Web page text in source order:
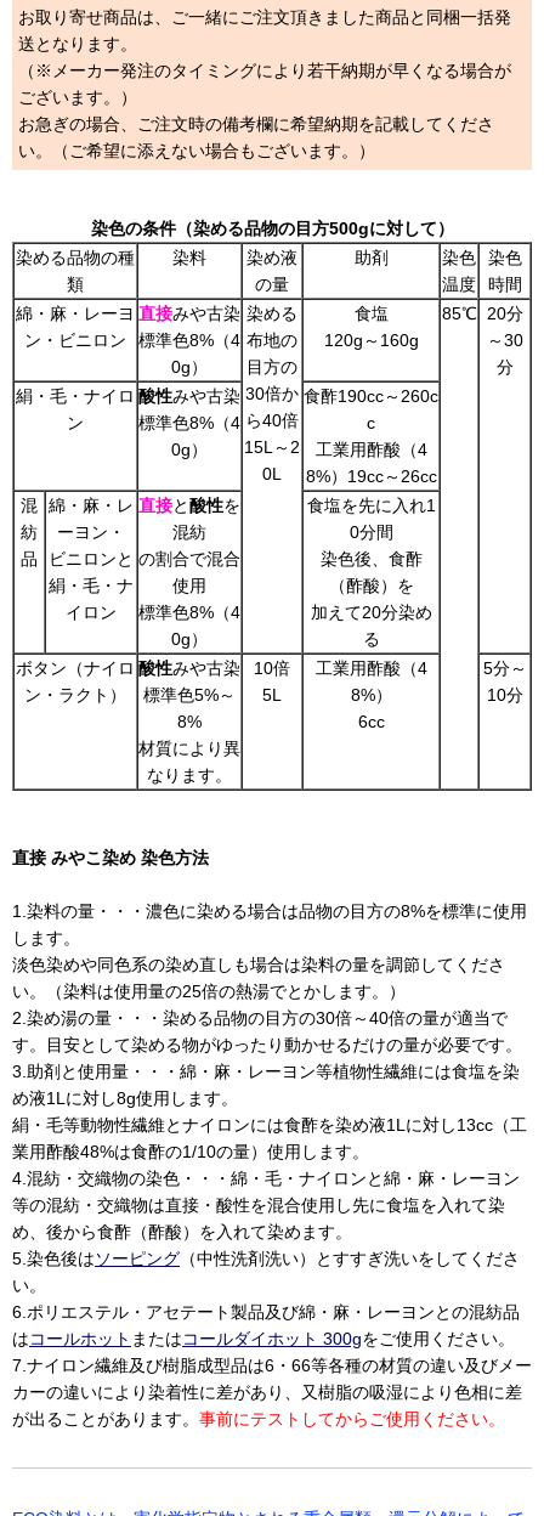
お取り寄せ商品は、ご一緒にご注文頂きました商品と同梱一括発
送となります。
（※メーカー発注のタイミングにより若干納期が早くなる場合が
ございます。）
お急ぎの場合、ご注文時の備考欄に希望納期を記載してくださ
い。（ご希望に添えない場合もございます。）
染色の条件（染める品物の目方500gに対して）
染める品物の種
類
染料
染め液
の量
助剤
染色
温度
染色
時間
綿・麻・レーヨ
ン・ビニロン
直接みや古染
標準色8%（4
0g）
染める
布地の
目方の
30倍か
ら40倍
15L～2
0L
食塩
120g～160g
85℃ 20分
～30
分
絹・毛・ナイロ
ン
酸性みや古染
標準色8%（4
0g）
食酢190cc～260c
c
工業用酢酸（4
8%）19cc～26cc
混
紡
品
綿・麻・レ
ーヨン・
ビニロンと
絹・毛・ナ
イロン
直接と酸性を
混紡
の割合で混合
使用
標準色8%（4
0g）
食塩を先に入れ1
0分間
染色後、食酢
（酢酸）を
加えて20分染め
る
ボタン（ナイロ
ン・ラクト）
酸性みや古染
標準色5%～
8%
材質により異
なります。
10倍
5L
工業用酢酸（4
8%）
6cc
5分～
10分
直接 みやこ染め 染色方法
1.染料の量・・・濃色に染める場合は品物の目方の8%を標準に使用
します。
淡色染めや同色系の染め直しも場合は染料の量を調節してくださ
い。（染料は使用量の25倍の熱湯でとかします。）
2.染め湯の量・・・染める品物の目方の30倍～40倍の量が適当で
す。目安として染める物がゆったり動かせるだけの量が必要です。
3.助剤と使用量・・・綿・麻・レーヨン等植物性繊維には食塩を染
め液1Lに対し8g使用します。
絹・毛等動物性繊維とナイロンには食酢を染め液1Lに対し13cc（工
業用酢酸48%は食酢の1/10の量）使用します。
4.混紡・交織物の染色・・・綿・毛・ナイロンと綿・麻・レーヨン
等の混紡・交織物は直接・酸性を混合使用し先に食塩を入れて染
め、後から食酢（酢酸）を入れて染めます。
5.染色後はソーピング （中性洗剤洗い）とすすぎ洗いをしてくださ
い。
6.ポリエステル・アセテート製品及び綿・麻・レーヨンとの混紡品
はコールホット またはコールダイホット 300gをご使用ください。
7.ナイロン繊維及び樹脂成型品は6・66等各種の材質の違い及びメー
カーの違いにより染着性に差があり、又樹脂の吸湿により色相に差
が出ることがあります。 事前にテストしてからご使用ください。